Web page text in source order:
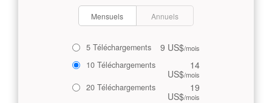
Mensuels Annuels
5 Téléchargements 9 US$/mois
10 Téléchargements 14
US$/mois
20 Téléchargements 19
US$/mois